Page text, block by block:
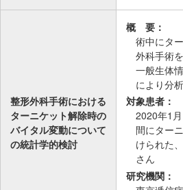
整形外科手術における
ターニケット解除時の
バイタル変動について
の統計学的検討
概 要：
術中にタ
外科手術
一般生体
により分
対象患者：
2020年1
間にター
けられた
さん
研究機関：